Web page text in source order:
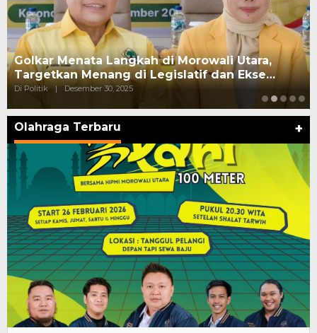
Golkar Menata Langkah di Morowali Utara,
Targetkan Menang di Legislatif dan Ekse…
Di Politik | Desember 30, 2025
Olahraga Terbaru +